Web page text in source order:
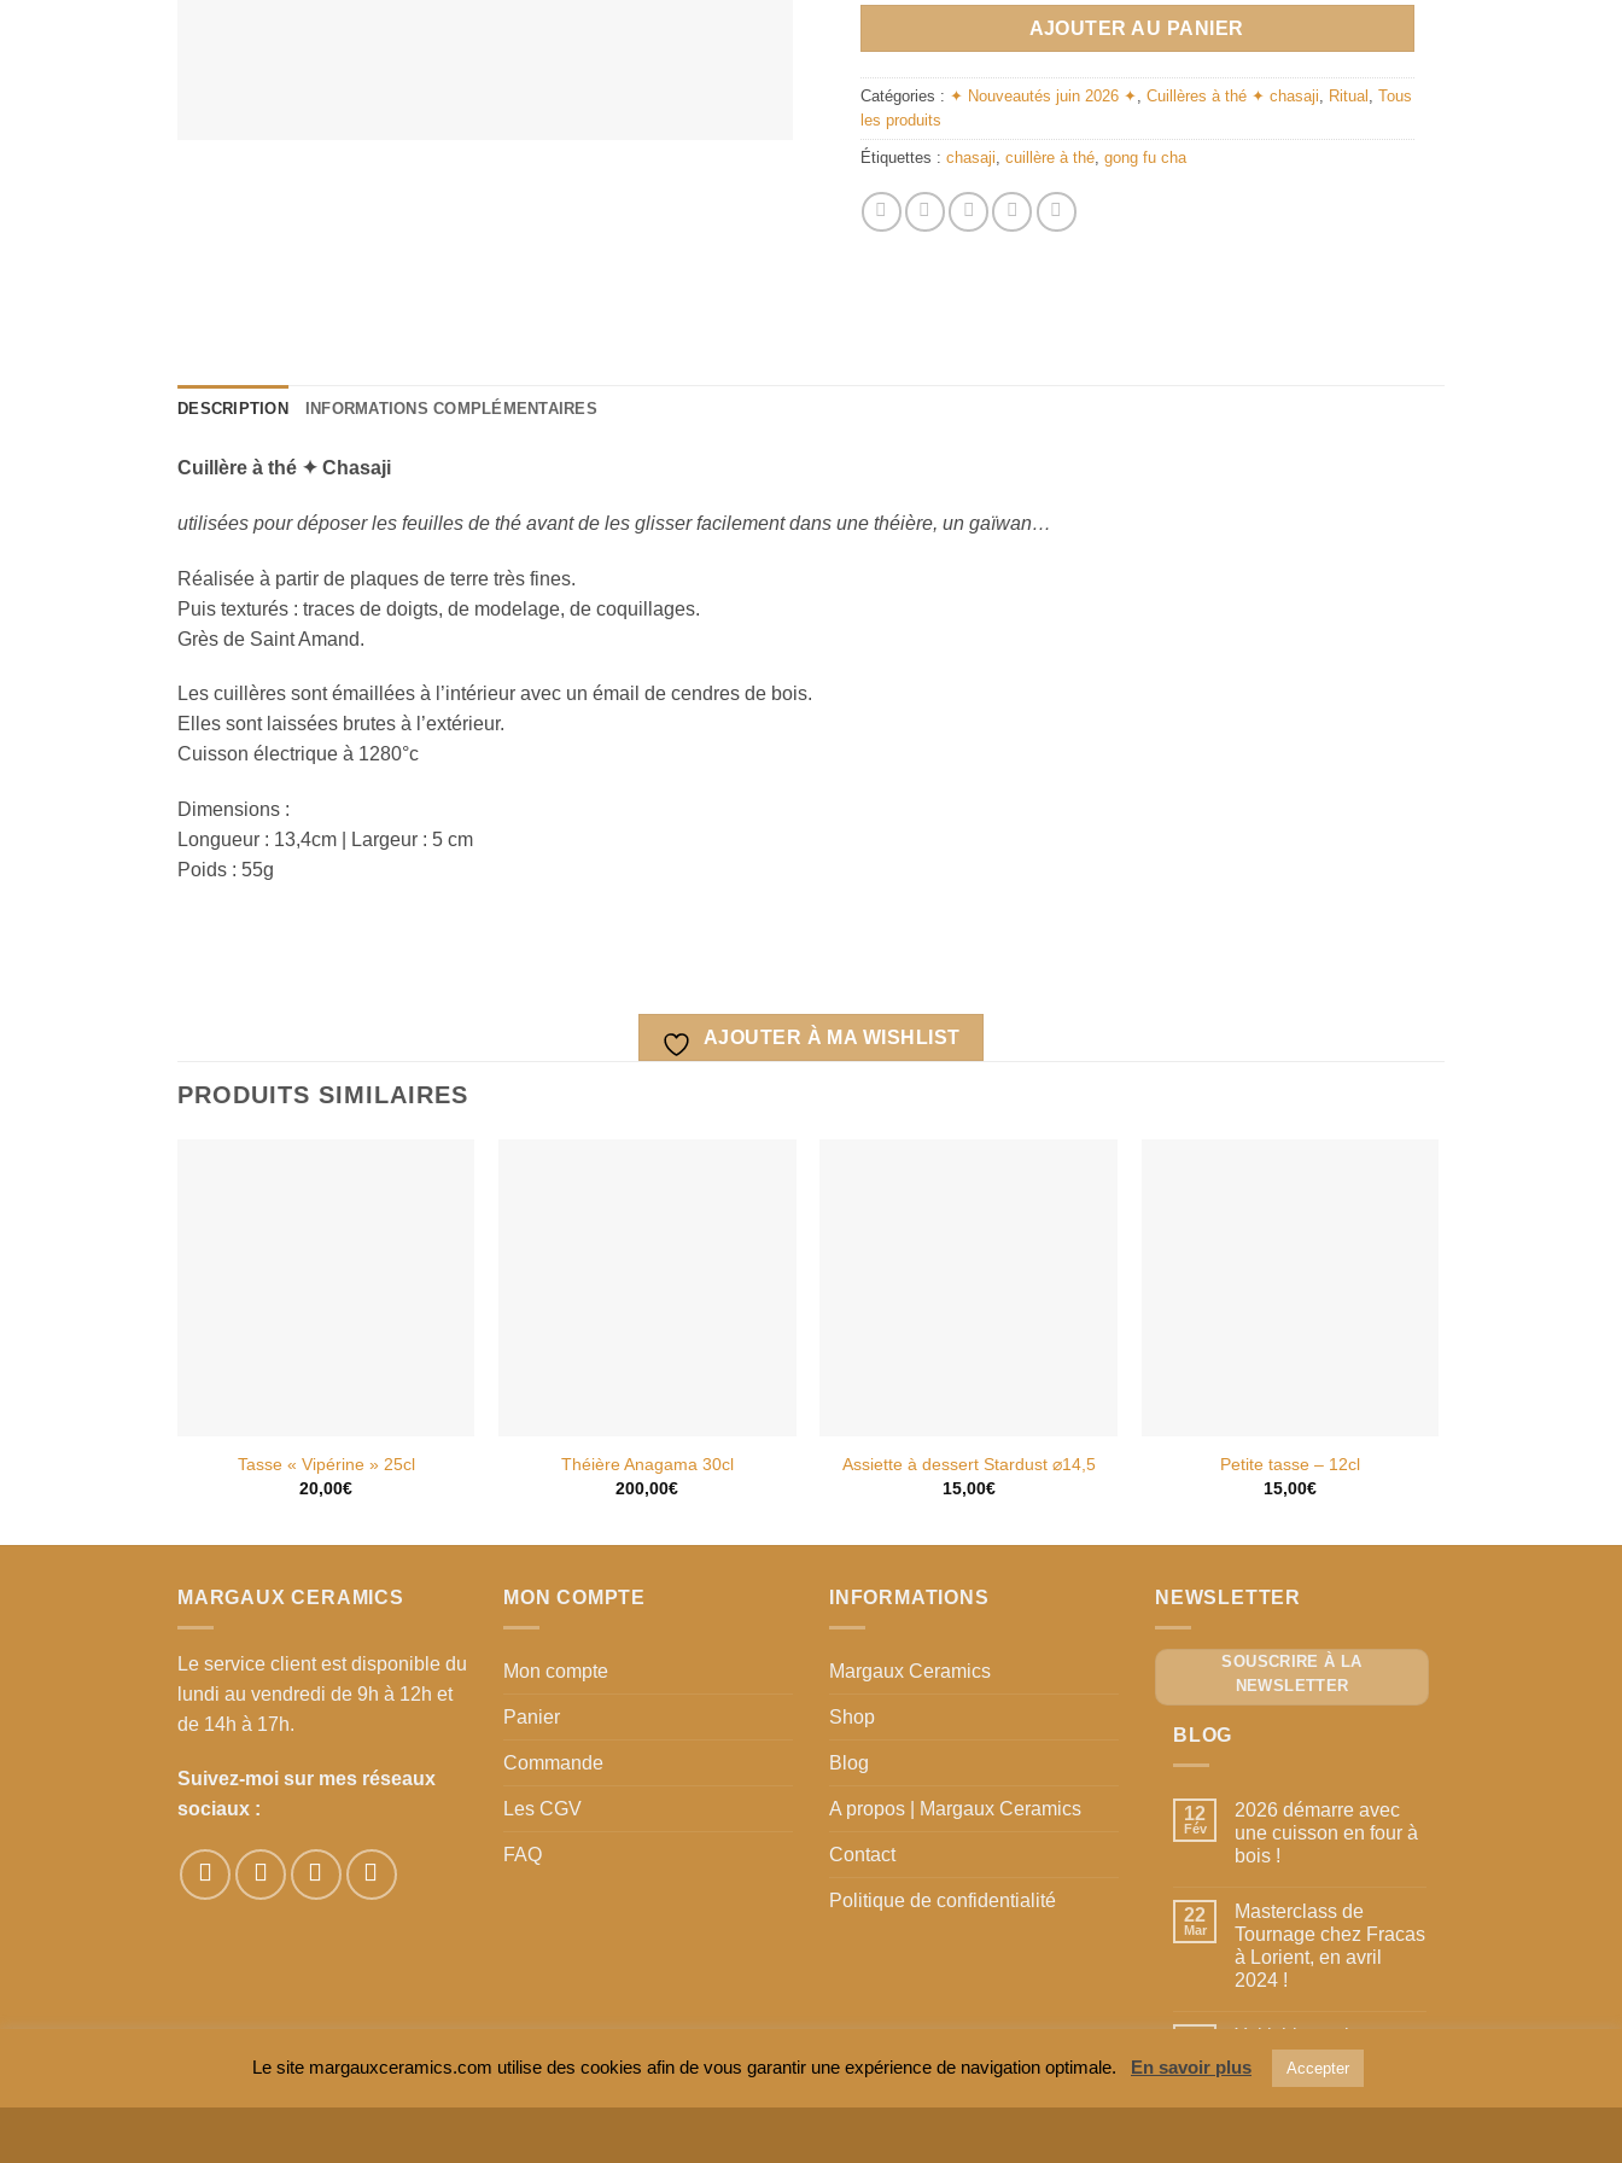
AJOUTER AU PANIER
Catégories : ✦ Nouveautés juin 2026 ✦, Cuillères à thé ✦ chasaji, Ritual , Tous
les produits
Étiquettes : chasaji, cuillère à thé, gong fu cha
DESCRIPTION INFORMATIONS COMPLÉMENTAIRES
Cuillère à thé ✦ Chasaji
utilisées pour déposer les feuilles de thé avant de les glisser facilement dans une théière, un gaïwan…
Réalisée à partir de plaques de terre très fines.
Puis texturés : traces de doigts, de modelage, de coquillages.
Grès de Saint Amand.
Les cuillères sont émaillées à l’intérieur avec un émail de cendres de bois.
Elles sont laissées brutes à l’extérieur.
Cuisson électrique à 1280°c
Dimensions :
Longueur : 13,4cm | Largeur : 5 cm
Poids : 55g
AJOUTER À MA WISHLIST
PRODUITS SIMILAIRES
Tasse « Vipérine » 25cl
20,00€
Théière Anagama 30cl
200,00€
Assiette à dessert Stardust ⌀14,5
15,00€
Petite tasse – 12cl
15,00€
MARGAUX CERAMICS
Le service clientest disponible du
lundi au vendredi de 9h à 12h et
de 14h à 17h.
Suivez-moi sur mes réseaux
sociaux :
MON COMPTE
Mon compte
Panier
Commande
Les CGV
FAQ
INFORMATIONS
Margaux Ceramics
Shop
Blog
A propos | Margaux Ceramics
Contact
Politique de confidentialité
NEWSLETTER
SOUSCRIRE À LA
NEWSLETTER
BLOG
12
Fév
2026 démarre avec
une cuisson en four à
bois !
sur
2026
démarre
avec
une
cuisson
!
22
Mar
Masterclass de
Tournage chez Fracas
à Lorient, en avril
2024 !
Masterclass
de
Yakishime – les
pièces du feu
Le site margauxceramics.com utilise des cookies afin de vous garantir une expérience de navigation optimale. En savoir plus Accepter